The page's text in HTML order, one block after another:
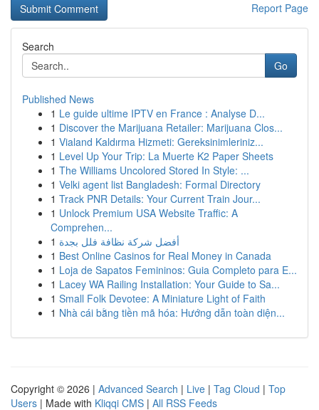
Report Page
Search
Go
Published News
1 Le guide ultime IPTV en France : Analyse D...
1 Discover the Marijuana Retailer: Marijuana Clos...
1 Vialand Kaldırma Hizmeti: Gereksinimleriniz...
1 Level Up Your Trip: La Muerte K2 Paper Sheets
1 The Williams Uncolored Stored In Style: ...
1 Velki agent list Bangladesh: Formal Directory
1 Track PNR Details: Your Current Train Jour...
1 Unlock Premium USA Website Traffic: A
Comprehen...
1 أفضل شركة نظافة فلل بجدة
1 Best Online Casinos for Real Money in Canada
1 Loja de Sapatos Femininos: Guia Completo para E...
1 Lacey WA Railing Installation: Your Guide to Sa...
1 Small Folk Devotee: A Miniature Light of Faith
1 Nhà cái bằng tiền mã hóa: Hướng dẫn toàn diện...
Copyright © 2026 | Advanced Search | Live | Tag Cloud | Top
Users | Made with Kliqqi CMS | All RSS Feeds